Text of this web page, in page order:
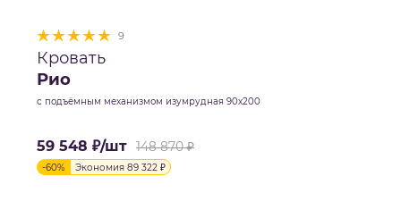
9
Кровать
Рио
с подъёмным механизмом изумрудная 90х200
59 548 ₽/шт 148 870₽
-60% Экономия 89 322 ₽